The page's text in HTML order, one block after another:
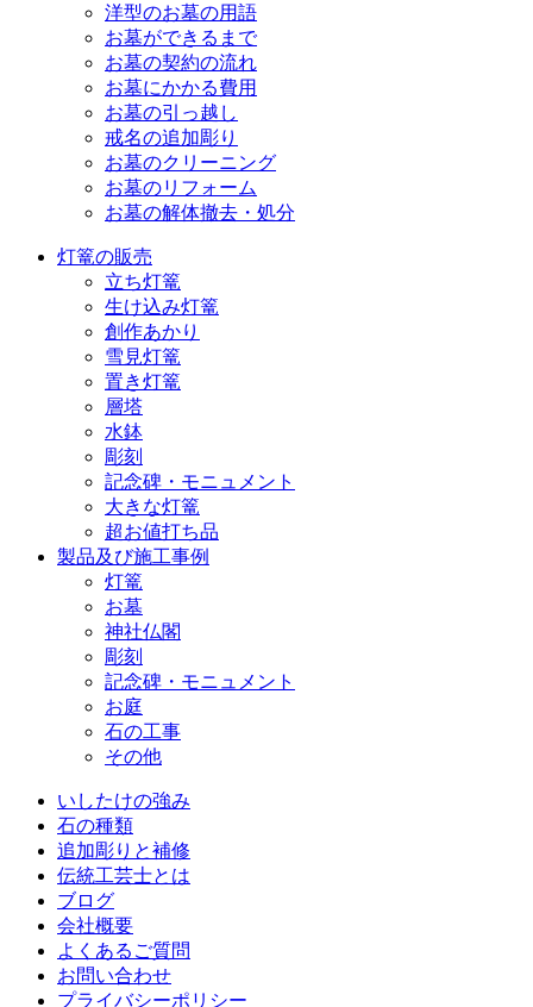
洋型のお墓の用語
お墓ができるまで
お墓の契約の流れ
お墓にかかる費用
お墓の引っ越し
戒名の追加彫り
お墓のクリーニング
お墓のリフォーム
お墓の解体撤去・処分
灯篭の販売
立ち灯篭
生け込み灯篭
創作あかり
雪見灯篭
置き灯篭
層塔
水鉢
彫刻
記念碑・モニュメント
大きな灯篭
超お値打ち品
製品及び施工事例
灯篭
お墓
神社仏閣
彫刻
記念碑・モニュメント
お庭
石の工事
その他
いしたけの強み
石の種類
追加彫りと補修
伝統工芸士とは
ブログ
会社概要
よくあるご質問
お問い合わせ
プライバシーポリシー